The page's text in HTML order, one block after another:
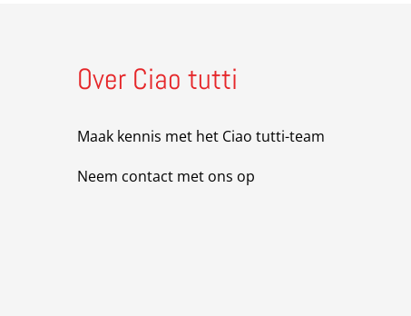
Over Ciao tutti
Maak kennis met het Ciao tutti-team
Neem contact met ons op